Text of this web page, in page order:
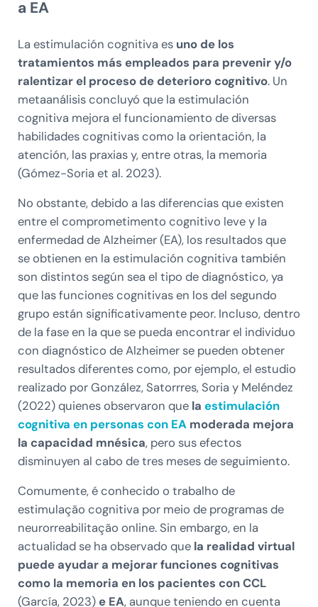
a EA
La estimulación cognitiva es uno de los
tratamientos más empleados para prevenir y/o
ralentizar el proceso de deterioro cognitivo. Un
metaanálisis concluyó que la estimulación
cognitiva mejora el funcionamiento de diversas
habilidades cognitivas como la orientación, la
atención, las praxias y, entre otras, la memoria
(Gómez-Soria et al. 2023).
No obstante, debido a las diferencias que existen
entre el comprometimento cognitivo leve y la
enfermedad de Alzheimer (EA), los resultados que
se obtienen en la estimulación cognitiva también
son distintos según sea el tipo de diagnóstico, ya
que las funciones cognitivas en los del segundo
grupo están significativamente peor. Incluso, dentro
de la fase en la que se pueda encontrar el individuo
con diagnóstico de Alzheimer se pueden obtener
resultados diferentes como, por ejemplo, el estudio
realizado por González, Satorrres, Soria y Meléndez
(2022) quienes observaron que la estimulación
cognitiva en personas con EAmoderada mejora
la capacidad mnésica, pero sus efectos
disminuyen al cabo de tres meses de seguimiento.
Comumente, é conhecido o trabalho de
estimulação cognitiva por meio de programas de
neurorreabilitação online. Sin embargo, en la
actualidad se ha observado que la realidad virtual
puede ayudar a mejorar funciones cognitivas
como la memoria en los pacientes con CCL
(García, 2023)e EA, aunque teniendo en cuenta